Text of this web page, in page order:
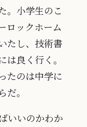
。小学生のこ
ロックホーム
たし、技術書
は良く行く。
たのは中学に
。
いいのかわか